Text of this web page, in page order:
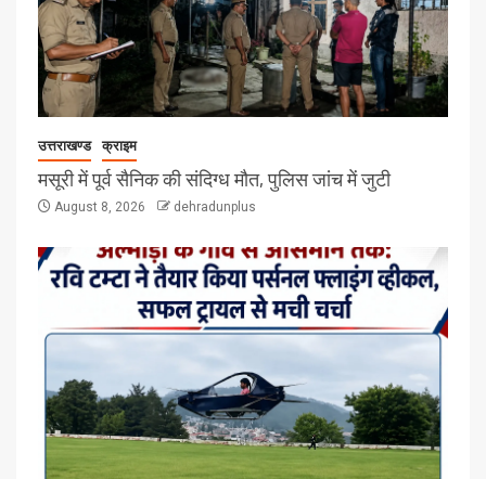
उत्तराखण्ड क्राइम
मसूरी में पूर्व सैनिक की संदिग्ध मौत, पुलिस जांच में जुटी
August 8, 2026 dehradunplus